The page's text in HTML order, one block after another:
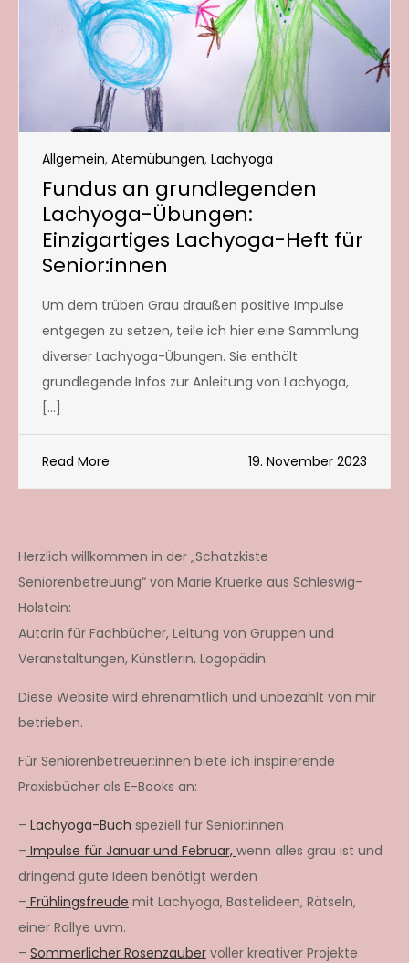
Allgemein, Atemübungen, Lachyoga
Fundus an grundlegenden
Lachyoga-Übungen:
Einzigartiges Lachyoga-Heft für
Senior:innen
Um dem trüben Grau draußen positive Impulse
entgegen zu setzen, teile ich hier eine Sammlung
diverser Lachyoga-Übungen. Sie enthält
grundlegende Infos zur Anleitung von Lachyoga,
[…]
Read More 19. November 2023
Herzlich willkommen in der „Schatzkiste
Seniorenbetreuung“ von Marie Krüerke aus Schleswig-
Holstein:
Autorin für Fachbücher, Leitung von Gruppen und
Veranstaltungen, Künstlerin, Logopädin.
Diese Website wird ehrenamtlich und unbezahlt von mir
betrieben.
Für Seniorenbetreuer:innen biete ich inspirierende
Praxisbücher als E-Books an:
– Lachyoga-Buch speziell für Senior:innen
– Impulse für Januar und Februar, wenn alles grau ist und
dringend gute Ideen benötigt werden
– Frühlingsfreude mit Lachyoga, Bastelideen, Rätseln,
einer Rallye uvm.
– Sommerlicher Rosenzauber voller kreativer Projekte